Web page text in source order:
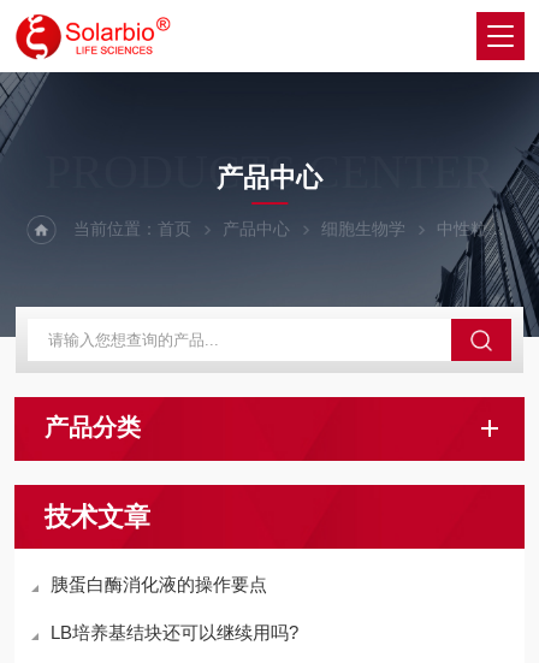
PRODUCTS CENTER
产品中心
当前位置：首页 产品中心 细胞生物学 中性粒细胞分离系列
产品分类
技术文章
胰蛋白酶消化液的操作要点
LB培养基结块还可以继续用吗?